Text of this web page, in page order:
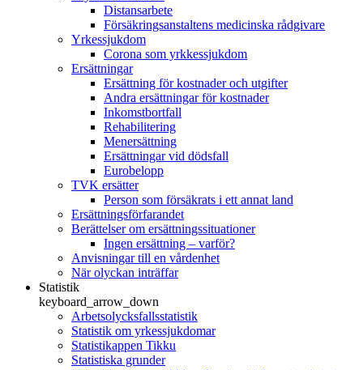
Distansarbete
Försäkringsanstaltens medicinska rådgivare
Yrkessjukdom
Corona som yrkkessjukdom
Ersättningar
Ersättning för kostnader och utgifter
Andra ersättningar för kostnader
Inkomstbortfall
Rehabilitering
Menersättning
Ersättningar vid dödsfall
Eurobelopp
TVK ersätter
Person som försäkrats i ett annat land
Ersättningsförfarandet
Berättelser om ersättningssituationer
Ingen ersättning – varför?
Anvisningar till en vårdenhet
När olyckan inträffar
Statistik
keyboard_arrow_down
Arbetsolycksfallsstatistik
Statistik om yrkessjukdomar
Statistikappen Tikku
Statistiska grunder